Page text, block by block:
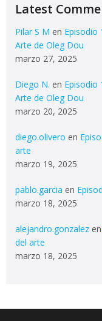
Latest
Pilar S M en Episodio
Arte de Oleg Dou
marzo 27, 2025
Diego N. en Episodio
Arte de Oleg Dou
marzo 20, 2025
diego.olivero en
arte
marzo 19, 2025
pablo.garcia en
marzo 18, 2025
alejandro.gonzalez en
del arte
marzo 18, 2025